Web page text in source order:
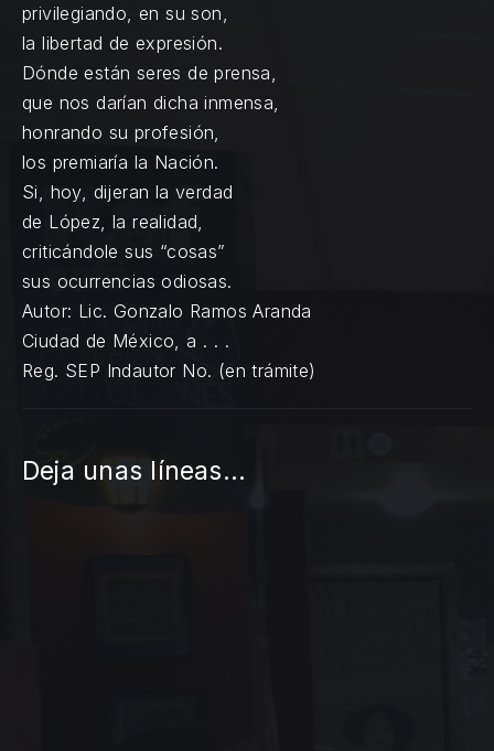
privilegiando, en su son,
la libertad de expresión.
Dónde están seres de prensa,
que nos darían dicha inmensa,
honrando su profesión,
los premiaría la Nación.
Si, hoy, dijeran la verdad
de López, la realidad,
criticándole sus “cosas”
sus ocurrencias odiosas.
Autor: Lic. Gonzalo Ramos Aranda
Ciudad de México, a . . .
Reg. SEP Indautor No. (en trámite)
Deja unas líneas...